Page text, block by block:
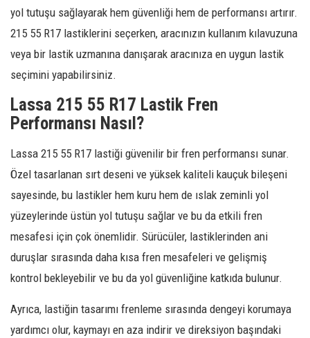
yol tutuşu sağlayarak hem güvenliği hem de performansı artırır.
215 55 R17 lastiklerini seçerken, aracınızın kullanım kılavuzuna
veya bir lastik uzmanına danışarak aracınıza en uygun lastik
seçimini yapabilirsiniz.
Lassa 215 55 R17 Lastik Fren
Performansı Nasıl?
Lassa 215 55 R17 lastiği güvenilir bir fren performansı sunar.
Özel tasarlanan sırt deseni ve yüksek kaliteli kauçuk bileşeni
sayesinde, bu lastikler hem kuru hem de ıslak zeminli yol
yüzeylerinde üstün yol tutuşu sağlar ve bu da etkili fren
mesafesi için çok önemlidir. Sürücüler, lastiklerinden ani
duruşlar sırasında daha kısa fren mesafeleri ve gelişmiş
kontrol bekleyebilir ve bu da yol güvenliğine katkıda bulunur.
Ayrıca, lastiğin tasarımı frenleme sırasında dengeyi korumaya
yardımcı olur, kaymayı en aza indirir ve direksiyon başındaki